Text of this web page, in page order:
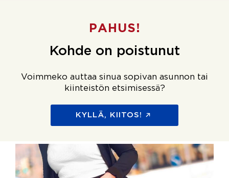
PAHUS!
Kohde on poistunut
Voimmeko auttaa sinua sopivan asunnon tai
kiinteistön etsimisessä?
KYLLÄ, KIITOS!